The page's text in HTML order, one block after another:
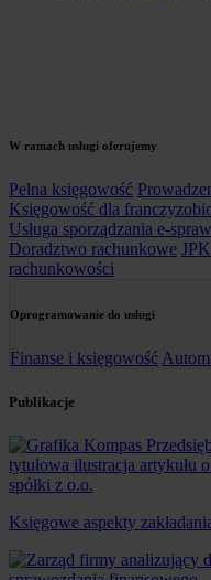
W ramach usługi oferujemy
Pełna księgowość
Księgowość dla
Usługa sporządzania e-
Doradztwo rachunkowe
rachunkowości
Oprogramowanie do usługi
Finanse i księgowość
Publikacje
Księgowe aspekty